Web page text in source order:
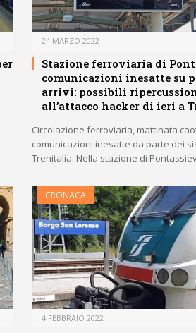
24 MARZO 2022
Stazione ferroviaria di
comunicazioni inesatte su
arrivi: possibili
all’attacco hacker di ieri a
Circolazione ferroviaria, mattinata
comunicazioni inesatte da parte dei
Trenitalia. Nella stazione di
CRONACA
4 FEBBRAIO 2022